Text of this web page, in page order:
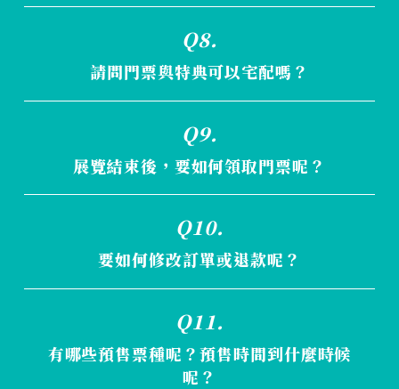
配方式寄送。
若同時購買門票與周邊，門票與特典請於現場
領取，週邊將會宅配寄送幫您送到家。
Q8.
請問門票與特典可以宅配嗎？
配。
Q9.
展覽結束後，要如何領取門票呢？
另外提醒，票券僅於展覽期間有效，請務必記
得在展期期間到票亭兌換票券喔。
Q10.
要如何修改訂單或退款呢？
將會有專人回應您的需求
Q11.
有哪些預售票種呢？預售時間到什麼時候
呢？